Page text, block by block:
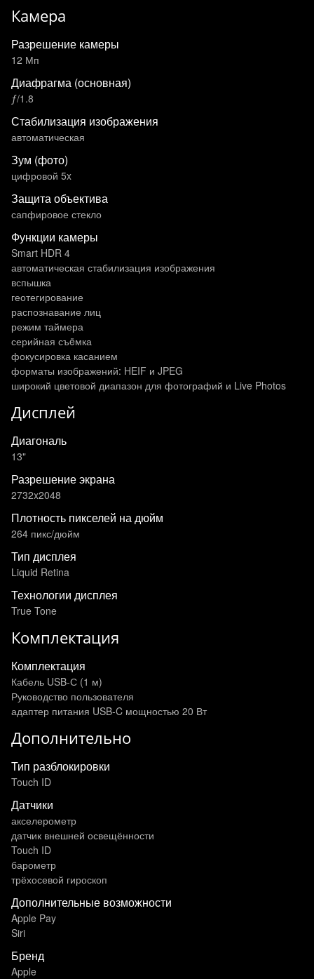
Камера
Разрешение камеры
12 Мп
Диафрагма (основная)
ƒ/1.8
Стабилизация изображения
автоматическая
Зум (фото)
цифровой 5x
Защита объектива
сапфировое стекло
Функции камеры
Smart HDR 4
автоматическая стабилизация изображения
вспышка
геотегирование
распознавание лиц
режим таймера
серийная съëмка
фокусировка касанием
форматы изображений: HEIF и JPEG
широкий цветовой диапазон для фотографий и Live Photos
Дисплей
Диагональ
13"
Разрешение экрана
2732x2048
Плотность пикселей на дюйм
264 пикс/дюйм
Тип дисплея
Liquid Retina
Технологии дисплея
True Tone
Комплектация
Комплектация
Кабель USB-С (1 м)
Руководство пользователя
адаптер питания USB‑C мощностью 20 Вт
Дополнительно
Тип разблокировки
Touch ID
Датчики
акселерометр
датчик внешней освещённости
Touch ID
барометр
трёхосевой гироскоп
Дополнительные возможности
Apple Pay
Siri
Бренд
Apple